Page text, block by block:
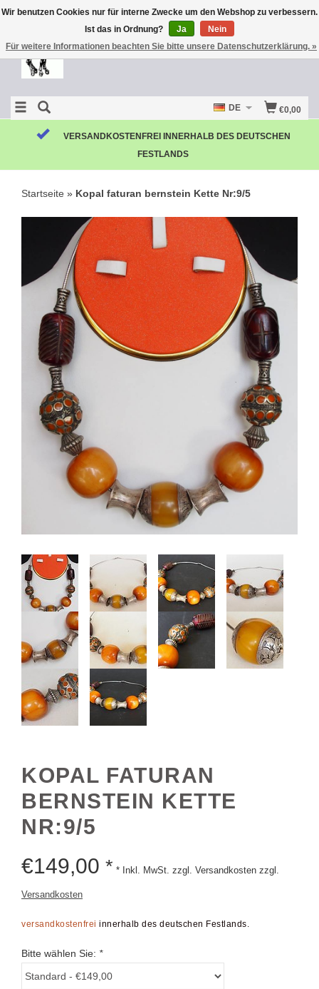
€0,00
DE
VERSANDKOSTENFREI INNERHALB DES DEUTSCHEN
FESTLANDS
Startseite » Kopal faturan bernstein Kette Nr:9/5
KOPAL FATURAN
BERNSTEIN KETTE
NR:9/5
€149,00 * * Inkl. MwSt. zzgl. Versandkosten zzgl.
Versandkosten
versandkostenfrei innerhalb des deutschen Festlands.
Bitte wählen Sie: *
Wir benutzen Cookies nur für interne Zwecke um den Webshop zu verbessern.
Ist das in Ordnung?
Ja
Nein
Für weitere Informationen beachten Sie bitte unsere Datenschutzerklärung. »